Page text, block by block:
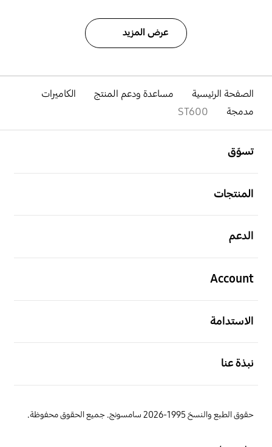
عرض المزيد
الصفحة الرئيسية مساعدة ودعم المنتج
الكاميرات
مدمجة
ST600
تسوّق
المنتجات
الدعم
Account
الاستدامة
نبذة عنا
حقوق الطبع والنسخ 1995-2026 سامسونج. جميع الحقوق محفوظة.